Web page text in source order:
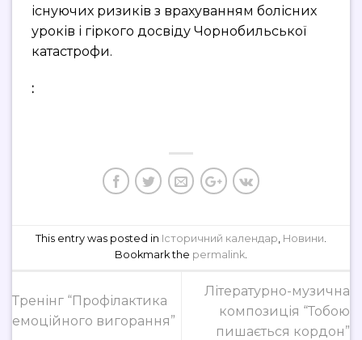
існуючих ризиків з врахуванням болісних
уроків і гіркого досвіду Чорнобильської
катастрофи.
:
This entry was posted in Історичний календар, Новини.
Bookmark the permalink.
Тренінг “Профілактика
емоційного вигорання”
Літературно-музична
композиція “Тобою
пишається кордон”